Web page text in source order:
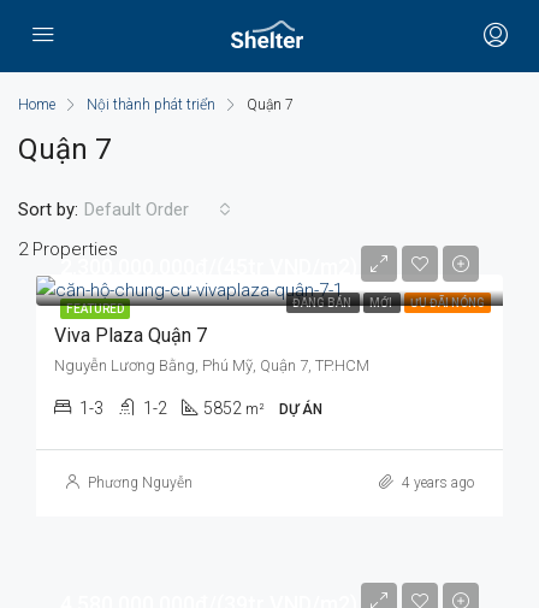
Home Nội thành phát triển Quận 7
Quận 7
2 Properties
Sort by: Default Order
FEATURED ĐANG BÁN MỚI ƯU ĐÃI NÓNG
2.300.000.000đ/(45tr VND/m2)
Viva Plaza Quận 7
Nguyễn Lương Bằng, Phú Mỹ, Quận 7, TP.HCM
1-3 1-2 5852 m² DỰ ÁN
Phương Nguyễn 4 years ago